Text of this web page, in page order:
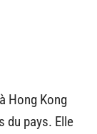
Hong Kong
du pays. Elle